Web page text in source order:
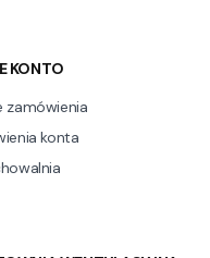
w stopce
KONTO
zamówienia
konta